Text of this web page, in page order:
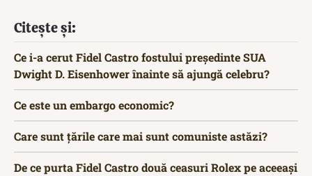
Citește și:
Ce i-a cerut Fidel Castro fostului președinte SUA
Dwight D. Eisenhower înainte să ajungă celebru?
Ce este un embargo economic?
Care sunt țările care mai sunt comuniste astăzi?
De ce purta Fidel Castro două ceasuri Rolex pe aceeași